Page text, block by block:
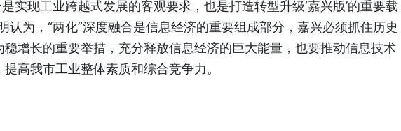
实现工业跨越式发展的客观要求，也是打造转型升级‘嘉兴版’的重要载
认为，“两化”深度融合是信息经济的重要组成部分，嘉兴必须抓住历史
增长的重要举措，充分释放信息经济的巨大能量，也要推动信息技术
高我市工业整体素质和综合竞争力。